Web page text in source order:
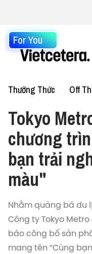
For You
Thưởng Thức Off
Tokyo
chương
bạn trải
màu"
Nhằm quảng bá du
Công ty Tokyo
báo công bố sản
mang tên “Cùng